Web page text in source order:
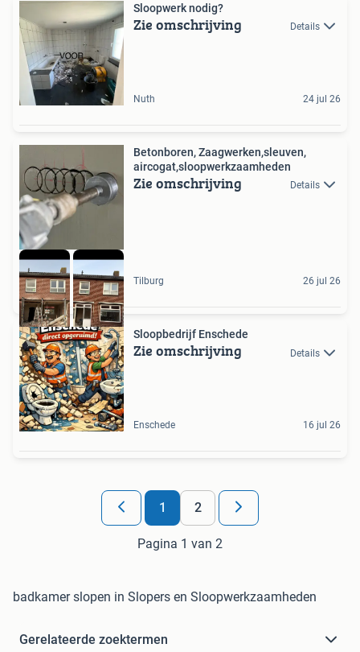
Sloopwerk nodig?
Zie omschrijving Details
Nuth 24 jul 26
Betonboren, Zaagwerken,sleuven,
aircogat,sloopwerkzaamheden
Zie omschrijving Details
Tilburg 26 jul 26
Sloopbedrijf Enschede
Zie omschrijving Details
Enschede 16 jul 26
1 2
Pagina 1 van 2
badkamer slopen in Slopers en Sloopwerkzaamheden
Gerelateerde zoektermen